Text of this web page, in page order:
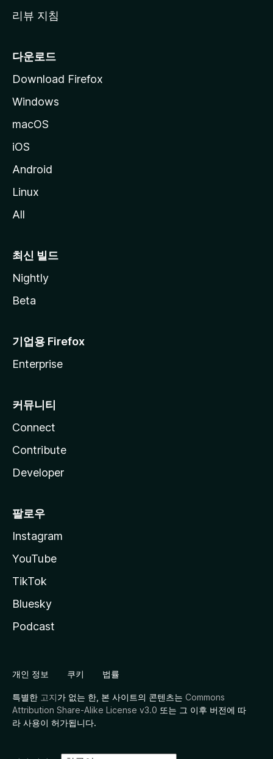
리뷰 지침
다운로드
Download Firefox
Windows
macOS
iOS
Android
Linux
All
최신 빌드
Nightly
Beta
기업용 Firefox
Enterprise
커뮤니티
Connect
Contribute
Developer
팔로우
Instagram
YouTube
TikTok
Bluesky
Podcast
개인 정보 쿠키 법률
특별한 고지가 없는 한, 본 사이트의 콘텐츠는 Commons
Attribution Share-Alike License v3.0 또는 그 이후 버전에 따
라 사용이 허가됩니다.